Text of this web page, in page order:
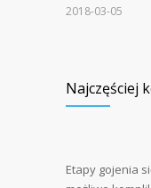
2018-03-05
Najczęściej
Etapy gojenia